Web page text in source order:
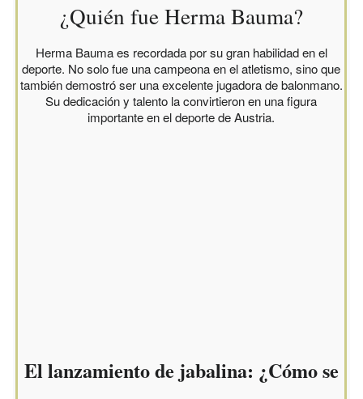
¿Quién fue Herma Bauma?
Herma Bauma es recordada por su gran habilidad en el
deporte. No solo fue una campeona en el atletismo, sino que
también demostró ser una excelente jugadora de balonmano.
Su dedicación y talento la convirtieron en una figura
importante en el deporte de Austria.
El lanzamiento de jabalina: ¿Cómo se